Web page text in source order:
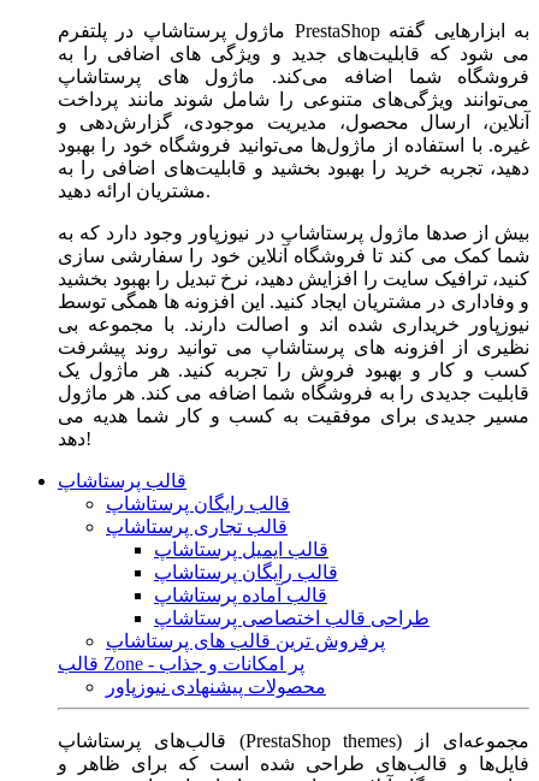
ماژول‌ پرستاشاپ در پلتفرم PrestaShop به ابزارهایی گفته
می شود که قابلیت‌های جدید و ویژگی های اضافی را به
فروشگاه شما اضافه می‌کند. ماژول های پرستاشاپ
می‌توانند ویژگی‌های متنوعی را شامل شوند مانند پرداخت
آنلاین، ارسال محصول، مدیریت موجودی، گزارش‌دهی و
غیره. با استفاده از ماژول‌ها می‌توانید فروشگاه خود را بهبود
دهید، تجربه خرید را بهبود بخشید و قابلیت‌های اضافی را به
مشتریان ارائه دهید.
بیش از صدها ماژول پرستاشاپ در نیوزپاور وجود دارد که به
شما کمک می کند تا فروشگاه آنلاین خود را سفارشی سازی
کنید، ترافیک سایت را افزایش دهید، نرخ تبدیل را بهبود بخشید
و وفاداری در مشتریان ایجاد کنید. این افزونه ها همگی توسط
نیوزپاور خریداری شده اند و اصالت دارند. با مجموعه بی
نظیری از افزونه های پرستاشاپ می توانید روند پیشرفت
کسب و کار و بهبود فروش را تجربه کنید. هر ماژول یک
قابلیت جدیدی را به فروشگاه شما اضافه می کند. هر ماژول
مسیر جدیدی برای موفقیت به کسب و کار شما هدیه می
دهد!
قالب پرستاشاپ
قالب رایگان پرستاشاپ
قالب تجاری پرستاشاپ
قالب ایمیل پرستاشاپ
قالب رایگان پرستاشاپ
قالب آماده پرستاشاپ
طراحی قالب اختصاصی پرستاشاپ
پرفروش ترین قالب های پرستاشاپ
قالب Zone - پر امکانات و جذاب
محصولات پیشنهادی نیوزپاور
قالب‌های پرستاشاپ (PrestaShop themes) مجموعه‌ای از
فایل‌ها و قالب‌های طراحی شده است که برای ظاهر و